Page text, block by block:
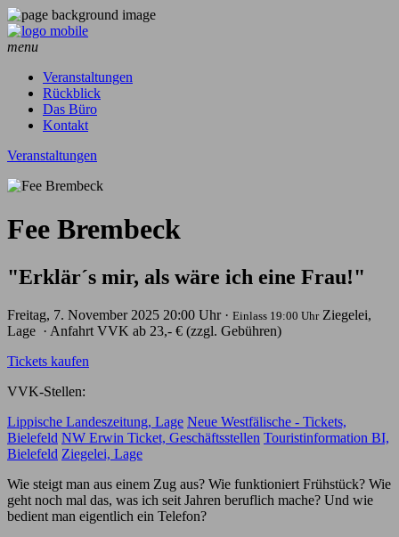
menu
Veranstaltungen
Rückblick
Das Büro
Kontakt
Veranstaltungen
Fee Brembeck
"Erklär´s mir, als wäre ich eine Frau!"
Freitag, 7. November 2025 20:00 Uhr · Einlass 19:00 Uhr Ziegelei,
Lage · Anfahrt VVK ab 23,- € (zzgl. Gebühren)
Tickets kaufen
VVK-Stellen:
Lippische Landeszeitung, Lage Neue Westfälische - Tickets,
Bielefeld NW Erwin Ticket, Geschäftsstellen Touristinformation BI,
Bielefeld Ziegelei, Lage
Wie steigt man aus einem Zug aus? Wie funktioniert Frühstück? Wie
geht noch mal das, was ich seit Jahren beruflich mache? Und wie
bedient man eigentlich ein Telefon?